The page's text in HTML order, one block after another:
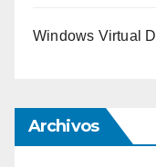
Windows Virtual
Archivos